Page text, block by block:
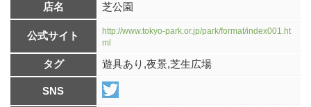
店名 芝公園
公式サイト
http://www.tokyo-park.or.jp/park/format/index001.ht
ml
タグ 遊具あり,夜景,芝生広場
SNS